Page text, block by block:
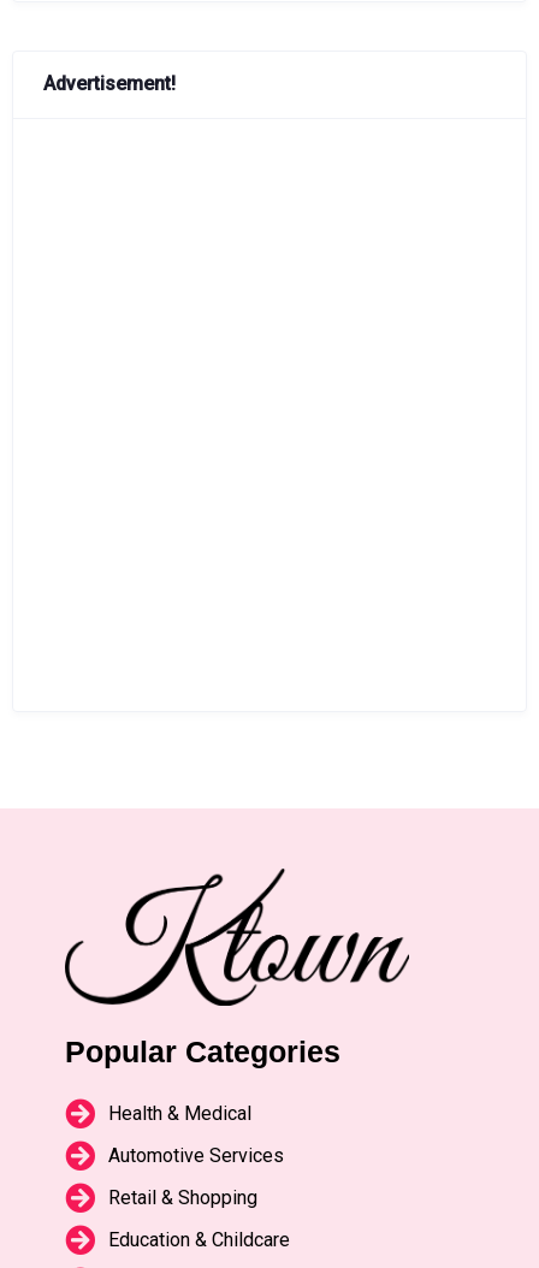
Advertisement!
Popular Categories
Health & Medical
Automotive Services
Retail & Shopping
Education & Childcare